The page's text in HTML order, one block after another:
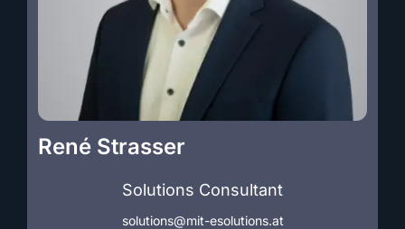
René Strasser
Solutions Consultant
solutions@mit-esolutions.at